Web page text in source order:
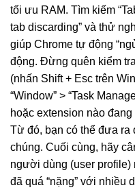
tối ưu RAM. Tìm kiếm
tab discarding” và thử
giúp Chrome tự động
động. Đừng quên kiểm
(nhấn Shift + Esc trên
“Window” > “Task
hoặc extension nào đang
Từ đó, bạn có thể đưa ra
chúng. Cuối cùng, hãy
người dùng (user
đã quá “nặng” với nhiều